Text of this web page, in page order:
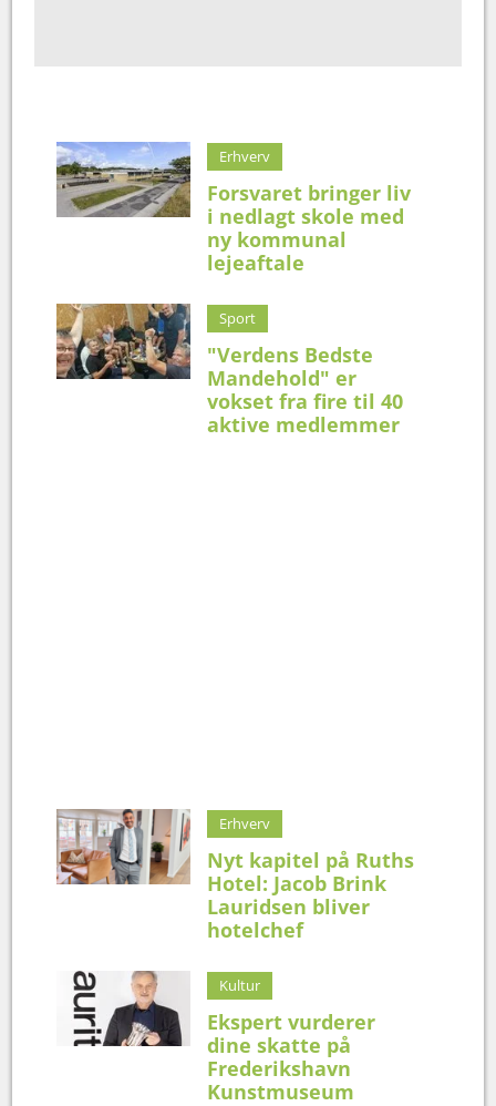
Erhverv
Forsvaret bringer liv
i nedlagt skole med
ny kommunal
lejeaftale
Sport
"Verdens Bedste
Mandehold" er
vokset fra fire til 40
aktive medlemmer
Erhverv
Nyt kapitel på Ruths
Hotel: Jacob Brink
Lauridsen bliver
hotelchef
Kultur
Ekspert vurderer
dine skatte på
Frederikshavn
Kunstmuseum